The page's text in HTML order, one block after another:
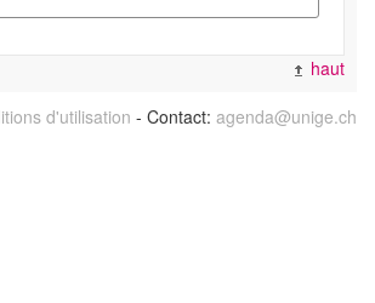
haut
d'utilisation - Contact: agenda@unige.ch